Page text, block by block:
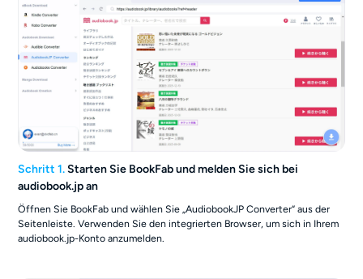
Schritt 1.Starten Sie BookFab und melden Sie sich bei
audiobook.jp an
Öffnen Sie BookFab und wählen Sie „AudiobookJP Converter“ aus der
Seitenleiste. Verwenden Sie den integrierten Browser, um sich in Ihrem
audiobook.jp-Konto anzumelden.